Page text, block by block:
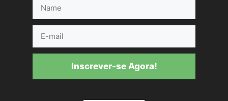
mail
Inscrever-se Agora!